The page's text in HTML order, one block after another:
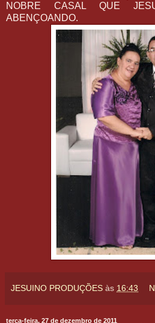
NOBRE CASAL QUE
ABENÇOANDO.
JESUINO PRODUÇÕES às 16:43
terça-feira, 27 de dezembro de 2011